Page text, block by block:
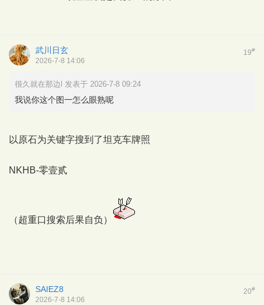
19#
武川日玄
2026-7-8 14:06
很久就在那边l 发表于 2026-7-8 09:24
我说你这个图一怎么眼熟呢
以原石为关键字搜到了坦克车牌照
NKHB-零壹贰
（超重口搜索后果自负）
20#
SAIEZ8
2026-7-8 14:06